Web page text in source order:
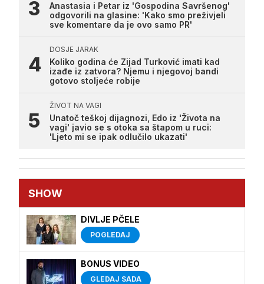
Anastasia i Petar iz 'Gospodina Savršenog'
odgovorili na glasine: 'Kako smo preživjeli
sve komentare da je ovo samo PR'
DOSJE JARAK
Koliko godina će Zijad Turković imati kad
izađe iz zatvora? Njemu i njegovoj bandi
gotovo stoljeće robije
ŽIVOT NA VAGI
Unatoč teškoj dijagnozi, Edo iz 'Života na
vagi' javio se s otoka sa štapom u ruci:
'Ljeto mi se ipak odlučilo ukazati'
SHOW
DIVLJE PČELE
POGLEDAJ
BONUS VIDEO
GLEDAJ SADA